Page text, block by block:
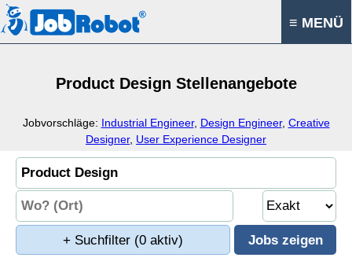
≡ MENÜ
Product Design Stellenangebote
Jobvorschläge: Industrial Engineer, Design Engineer, Creative
Designer, User Experience Designer
+ Suchfilter (0 aktiv)